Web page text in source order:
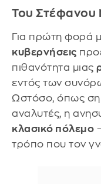
Του Στέφανου
Για πρώτη φορά
κυβερνήσεις
πιθανότητα μιας
εντός των
Ωστόσο, όπως
αναλυτές, η
κλασικό πόλεμο
τρόπο που τον